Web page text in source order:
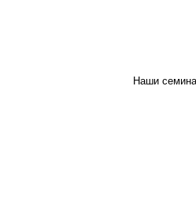
Наши